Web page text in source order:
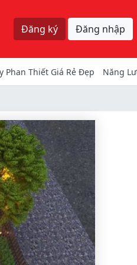
Đăng ký Đăng nhập
Phan Thiết Giá Rẻ Đẹp Năng